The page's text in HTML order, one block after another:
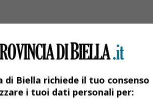
e Magnano, sulla Serra
di Biella richiede il tuo consenso
i tuoi dati personali per: